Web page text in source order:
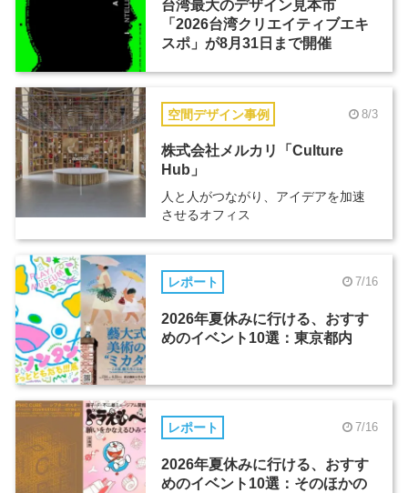
台湾最大のデザイン見本市
「2026台湾クリエイティブエキ
スポ」が8月31日まで開催
空間デザイン事例 8/3
株式会社メルカリ「Culture
Hub」
人と人がつながり、アイデアを加速
させるオフィス
レポート 7/16
2026年夏休みに行ける、おすす
めのイベント10選：東京都内
レポート 7/16
2026年夏休みに行ける、おすす
めのイベント10選：そのほかの